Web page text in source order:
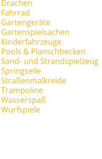
Drachen
Fahrrad
Gartengeräte
Gartenspielsachen
Kinderfahrzeuge
Pools & Planschbecken
Sand- und Strandspielzeug
Springseile
Straßenmalkreide
Trampoline
Wasserspaß
Wurfspiele